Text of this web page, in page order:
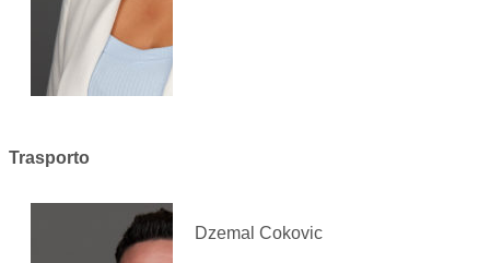
Trasporto
Dzemal Cokovic